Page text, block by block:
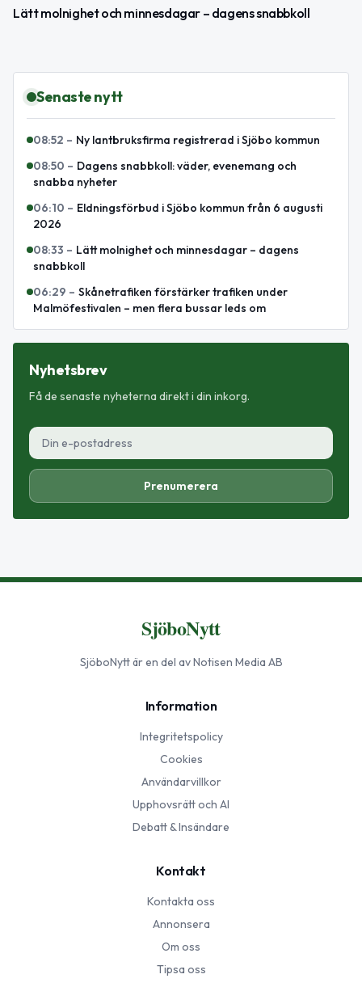
Lätt molnighet och minnesdagar – dagens snabbkoll
Senaste nytt
08:52 – Ny lantbruksfirma registrerad i Sjöbo kommun
08:50 – Dagens snabbkoll: väder, evenemang och
snabba nyheter
06:10 – Eldningsförbud i Sjöbo kommun från 6 augusti
2026
08:33 – Lätt molnighet och minnesdagar – dagens
snabbkoll
06:29 – Skånetrafiken förstärker trafiken under
Malmöfestivalen – men flera bussar leds om
Nyhetsbrev
Få de senaste nyheterna direkt i din inkorg.
Prenumerera
SjöboNytt
SjöboNyttär en del av Notisen Media AB
Information
Integritetspolicy
Cookies
Användarvillkor
Upphovsrätt och AI
Debatt & Insändare
Kontakt
Kontakta oss
Annonsera
Om oss
Tipsa oss